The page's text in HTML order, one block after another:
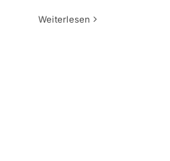
Weiterlesen